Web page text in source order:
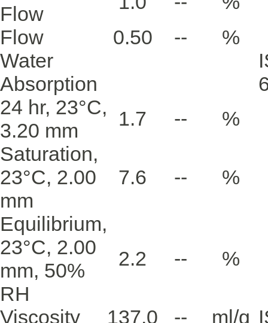
Flow
Flow
0.50 --
%
Water
Absorption
24 hr, 23°C,
3.20 mm
1.7 --
%
Saturation,
23°C, 2.00
mm
7.6 -- %
Equilibrium,
23°C, 2.00
mm, 50%
RH
2.2 -- %
Viscosity
137.0 -- ml/g